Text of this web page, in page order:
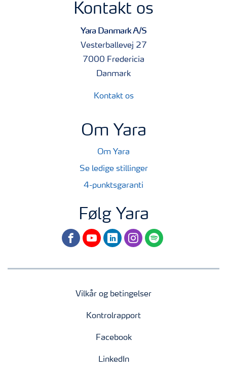
Kontakt os
Yara Danmark A/S
Vesterballevej 27
7000 Fredericia
Danmark
Kontakt os
Om Yara
Om Yara
Se ledige stillinger
4-punktsgaranti
Følg Yara
facebookyoutubelinkedininstagram
spotify
Vilkår og betingelser
Kontrolrapport
Facebook
LinkedIn